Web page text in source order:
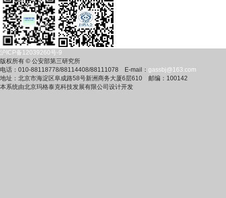
沪ICP备12039260号-9
版权所有 © 公安部第三研究所
电话：010-88118778/88114408/88111078 E-mail： gassbj@163.com
地址：北京市海淀区阜成路58号新洲商务大厦6层610 邮编：100142
本系统由北京玛格泰克科技发展有限公司设计开发